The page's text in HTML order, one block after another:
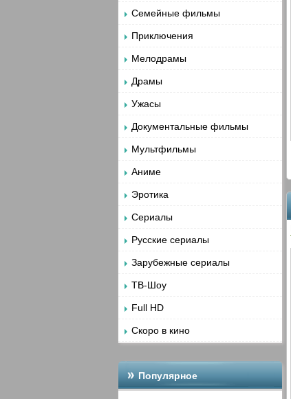
Семейные фильмы
Приключения
Мелодрамы
Драмы
Ужасы
Документальные фильмы
Мультфильмы
Аниме
Эротика
Сериалы
Русские сериалы
Зарубежные сериалы
ТВ-Шоу
Full HD
Скоро в кино
Популярное